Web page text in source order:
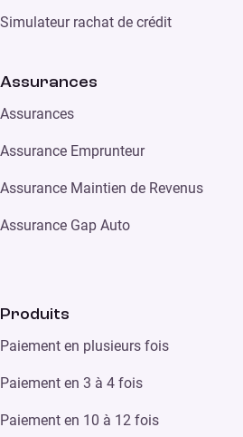
Simulateur rachat de crédit
Assurances
Assurances
Assurance Emprunteur
Assurance Maintien de Revenus
Assurance Gap Auto
Produits
Paiement en plusieurs fois
Paiement en 3 à 4 fois
Paiement en 10 à 12 fois